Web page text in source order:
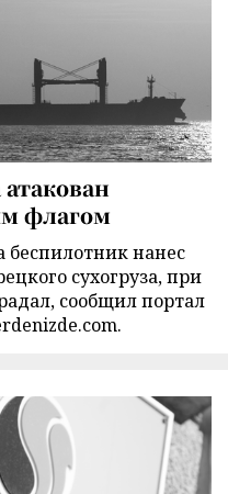
флагом
беспилотник нанес
сухогруза, при
сообщил портал